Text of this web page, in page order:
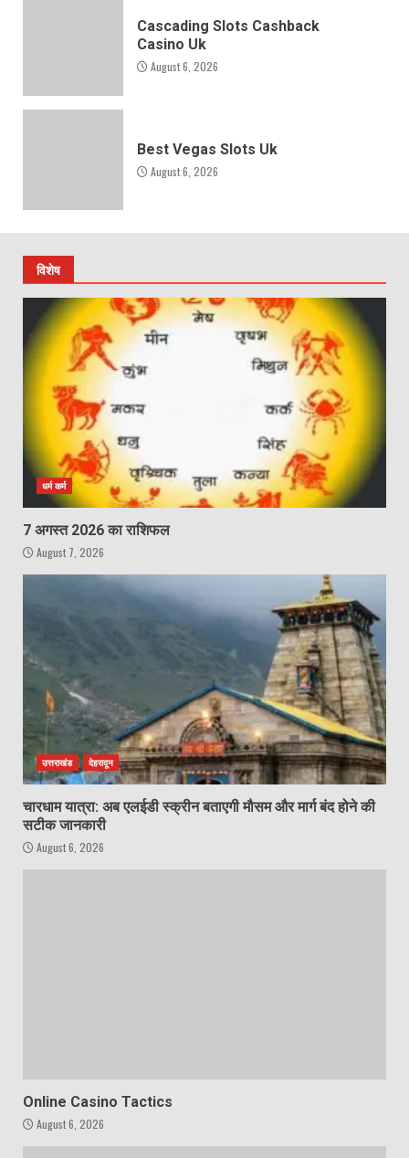
Cascading Slots Cashback
Casino Uk
August 6, 2026
Best Vegas Slots Uk
August 6, 2026
विशेष
धर्म कर्म
7 अगस्त 2026 का राशिफल
August 7, 2026
उत्तराखंड देहरादून
चारधाम यात्रा: अब एलईडी स्क्रीन बताएगी मौसम और मार्ग बंद होने की
सटीक जानकारी
August 6, 2026
Online Casino Tactics
August 6, 2026